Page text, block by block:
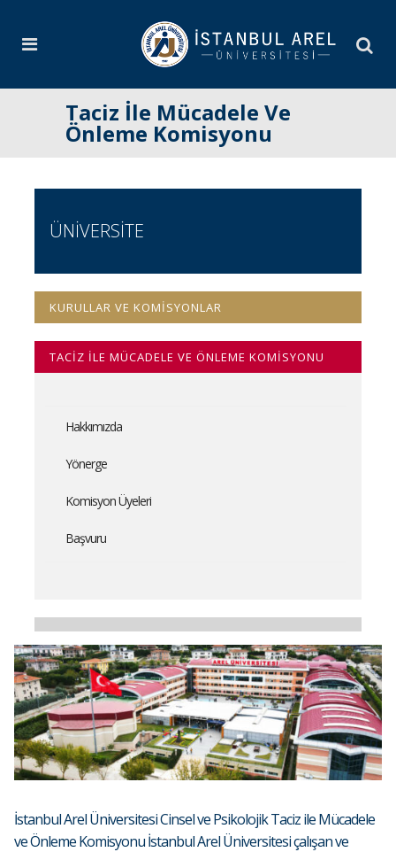
Taciz İle Mücadele Ve
Önleme Komisyonu
ÜNİVERSİTE
KURULLAR VE KOMİSYONLAR
TACİZ İLE MÜCADELE VE ÖNLEME KOMİSYONU
Hakkımızda
Yönerge
Komisyon Üyeleri
Başvuru
İstanbul Arel Üniversitesi Cinsel ve Psikolojik Taciz ile Mücadele
ve Önleme Komisyonu İstanbul Arel Üniversitesi çalışan ve